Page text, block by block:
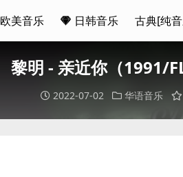
欧美音乐 日韩音乐 古典[纯
黎明 - 亲近你（1991/
2022-07-02 华语音乐